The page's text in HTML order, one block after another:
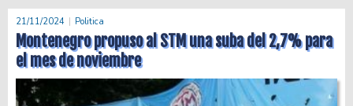
21/11/2024 Politica
Montenegro propuso al STM una suba del 2,7% para
el mes de noviembre